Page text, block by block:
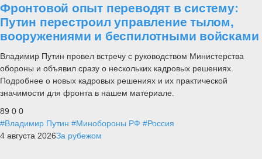
Фронтовой опыт переводят в систему:
Путин перестроил управление тылом,
вооружениями и беспилотными войсками
Владимир Путин провел встречу с руководством Министерства
обороны и объявил сразу о нескольких кадровых решениях.
Подробнее о новых кадровых решениях и их практической
значимости для фронта в нашем материале.
89 0 0
#Владимир Путин #Минобороны РФ #Россия
4 августа 2026За рубежом